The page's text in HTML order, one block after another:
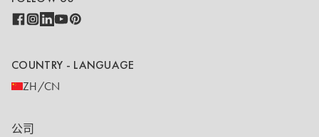
COUNTRY - LANGUAGE
ZH/CN
公司